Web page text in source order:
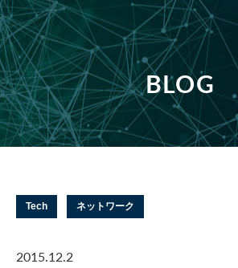
BLOG
Tech ネットワーク
2015.12.2